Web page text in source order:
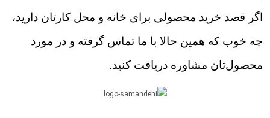
اگر قصد خرید محصولی برای خانه و محل کارتان دارید،
چه خوب که همین حالا با ما تماس گرفته و در مورد
محصول‌تان مشاوره دریافت کنید.